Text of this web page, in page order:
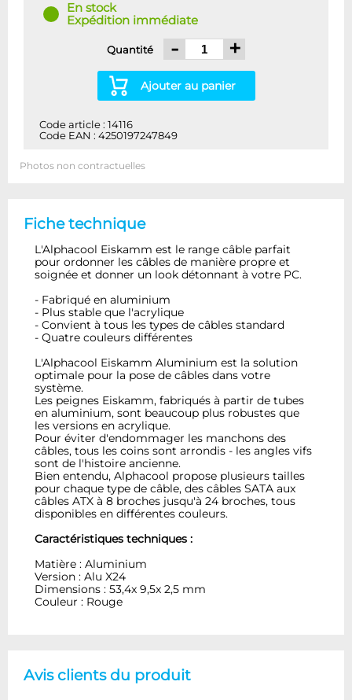
En stock
Expédition immédiate
Quantité - +
Ajouter au panier
Code article : 14116
Code EAN : 4250197247849
Photos non contractuelles
Fiche technique
L'Alphacool Eiskamm est le range câble parfait
pour ordonner les câbles de manière propre et
soignée et donner un look détonnant à votre PC.
- Fabriqué en aluminium
- Plus stable que l'acrylique
- Convient à tous les types de câbles standard
- Quatre couleurs différentes
L'Alphacool Eiskamm Aluminium est la solution
optimale pour la pose de câbles dans votre
système.
Les peignes Eiskamm, fabriqués à partir de tubes
en aluminium, sont beaucoup plus robustes que
les versions en acrylique.
Pour éviter d'endommager les manchons des
câbles, tous les coins sont arrondis - les angles vifs
sont de l'histoire ancienne.
Bien entendu, Alphacool propose plusieurs tailles
pour chaque type de câble, des câbles SATA aux
câbles ATX à 8 broches jusqu'à 24 broches, tous
disponibles en différentes couleurs.
Caractéristiques techniques :
Matière : Aluminium
Version : Alu X24
Dimensions : 53,4x 9,5x 2,5 mm
Couleur : Rouge
Avis clients du produit